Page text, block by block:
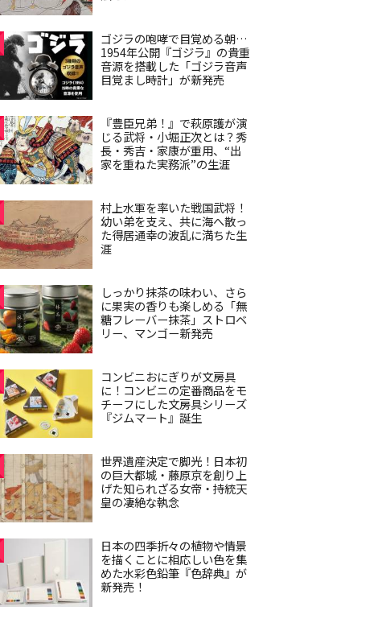
ゴジラの咆哮で目覚める朝…
1954年公開『ゴジラ』の貴重
音源を搭載した「ゴジラ音声
目覚まし時計」が新発売
『豊臣兄弟！』で萩原護が演
じる武将・小堀正次とは？秀
長・秀吉・家康が重用、“出
家を重ねた実務派”の生涯
村上水軍を率いた戦国武将！
幼い弟を支え、共に海へ散っ
た得居通幸の波乱に満ちた生
涯
しっかり抹茶の味わい、さら
に果実の香りも楽しめる「無
糖フレーバー抹茶」ストロベ
リー、マンゴー新発売
コンビニおにぎりが文房具
に！コンビニの定番商品をモ
チーフにした文房具シリーズ
『ジムマート』誕生
世界遺産決定で脚光！日本初
の巨大都城・藤原京を創り上
げた知られざる女帝・持統天
皇の凄絶な執念
日本の四季折々の植物や情景
を描くことに相応しい色を集
めた水彩色鉛筆『色辞典』が
新発売！